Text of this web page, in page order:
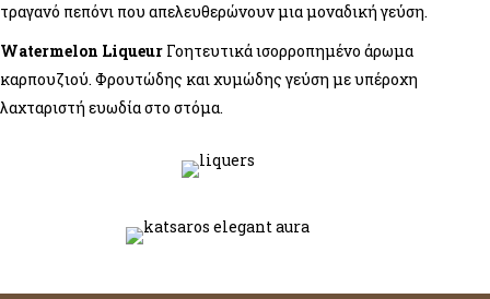
τραγανό πεπόνι που απελευθερώνουν μια μοναδική γεύση.
Watermelon Liqueur Γοητευτικά ισορροπημένο άρωμα
καρπουζιού. Φρουτώδης και χυμώδης γεύση με υπέροχη
λαχταριστή ευωδία στο στόμα.